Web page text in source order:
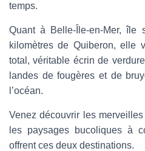
temps.
Quant à Belle-Île-en-Mer, île
kilomètres de Quiberon, elle
total, véritable écrin de
landes de fougères et de
l’océan.
Venez découvrir les
les paysages bucoliques à
offrent ces deux destinations.